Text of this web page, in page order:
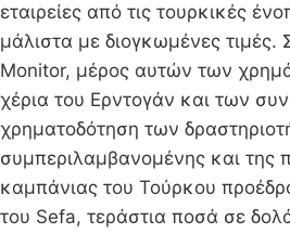
εταιρείες από τις τουρκικές
μάλιστα με διογκωμένες
Monitor, μέρος αυτών των
χέρια του Ερντογάν και των
χρηματοδότηση των
συμπεριλαμβανομένης και της
καμπάνιας του Τούρκου
του Sefa, τεράστια ποσά σε